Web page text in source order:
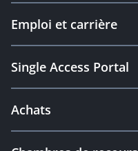
Emploi et carrière
Single Access Portal
Achats